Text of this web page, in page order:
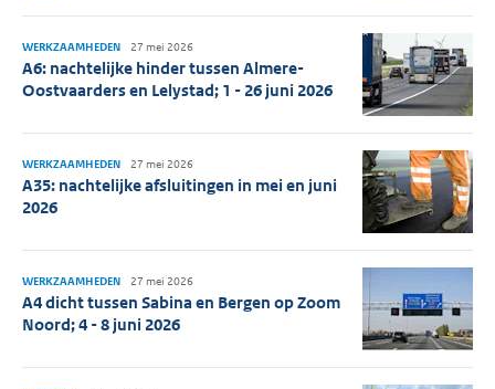
A6: nachtelijke hinder tussen Almere-
Oostvaarders en Lelystad; 1 - 26 juni 2026
WERKZAAMHEDEN 27 mei 2026
A35: nachtelijke afsluitingen in mei en juni
2026
WERKZAAMHEDEN 27 mei 2026
A4 dicht tussen Sabina en Bergen op Zoom
Noord; 4 - 8 juni 2026
WERKZAAMHEDEN 27 mei 2026